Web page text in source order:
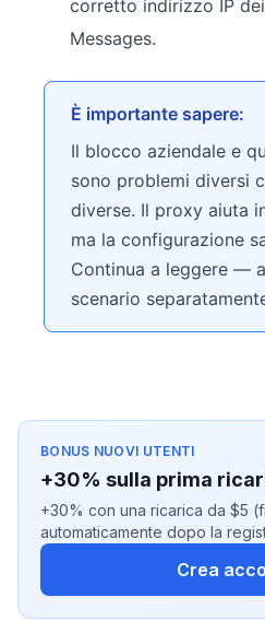
corretto indirizzo IP
Messages.
È importante sapere:
Il blocco aziendale e
sono problemi diversi
diverse. Il proxy aiuta
ma la configurazione
Continua a leggere —
scenario
BONUS NUOVI UTENTI
+30% sulla prima
+30% con una ricarica da $5
automaticamente dopo la
Crea